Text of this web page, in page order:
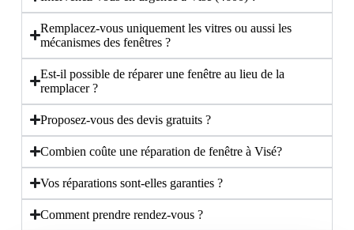
Remplacez-vous uniquement les vitres ou aussi les
mécanismes des fenêtres ?
Est-il possible de réparer une fenêtre au lieu de la
remplacer ?
Proposez-vous des devis gratuits ?
Combien coûte une réparation de fenêtre à Visé?
Vos réparations sont-elles garanties ?
Comment prendre rendez-vous ?